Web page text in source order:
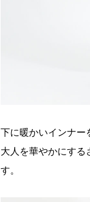
下に暖かいインナー
大人を華やかにする
す。